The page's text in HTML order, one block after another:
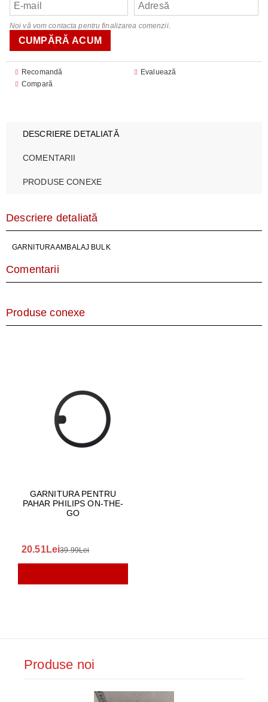
Noi vă vom contacta pentru finalizarea comenzii.
Recomandă
Evaluează
Compară
DESCRIERE DETALIATĂ
COMENTARII
PRODUSE CONEXE
Descriere detaliată
GARNITURA AMBALAJ BULK
Comentarii
Produse conexe
GARNITURA PENTRU
PAHAR PHILIPS ON-THE-
GO
20.51Lei39.99Lei
Produse noi